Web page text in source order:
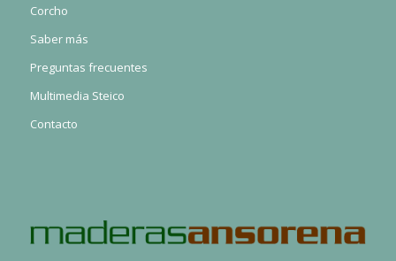
Corcho
Saber más
Preguntas frecuentes
Multimedia Steico
Contacto